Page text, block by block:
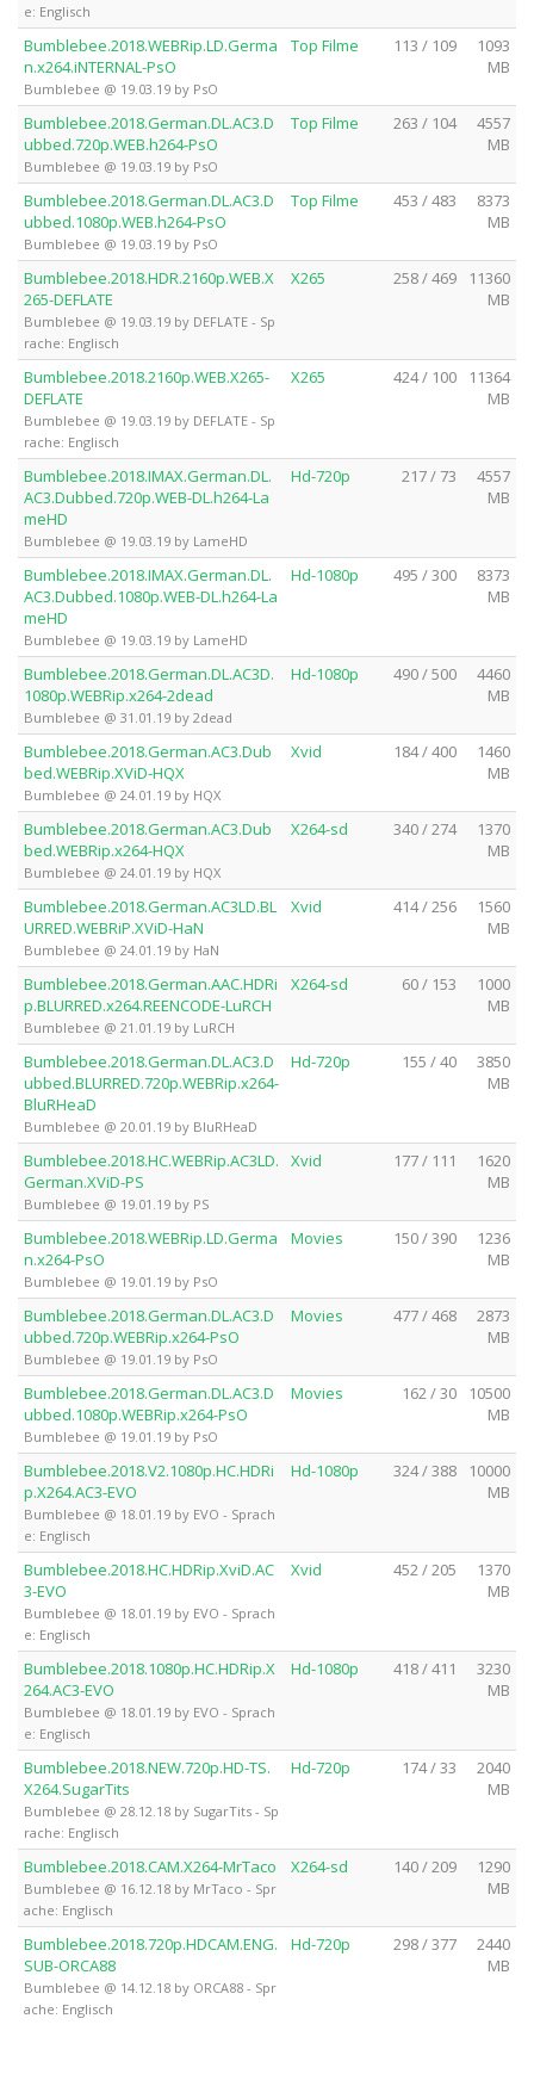
e: Englisch
Bumblebee.2018.WEBRip.LD.Germa
n.x264.iNTERNAL-PsO
Bumblebee @ 19.03.19 by PsO
Top Filme 113 / 109
1093
MB
Bumblebee.2018.German.DL.AC3.D
ubbed.720p.WEB.h264-PsO
Bumblebee @ 19.03.19 by PsO
Top Filme 263 / 104
4557
MB
Bumblebee.2018.German.DL.AC3.D
ubbed.1080p.WEB.h264-PsO
Bumblebee @ 19.03.19 by PsO
Top Filme 453 / 483
8373
MB
Bumblebee.2018.HDR.2160p.WEB.X
265-DEFLATE
Bumblebee @ 19.03.19 by DEFLATE - Sp
rache: Englisch
X265 258 / 469
11360
MB
Bumblebee.2018.2160p.WEB.X265-
DEFLATE
Bumblebee @ 19.03.19 by DEFLATE - Sp
rache: Englisch
X265 424 / 100
11364
MB
Bumblebee.2018.IMAX.German.DL.
AC3.Dubbed.720p.WEB-DL.h264-La
meHD
Bumblebee @ 19.03.19 by LameHD
Hd-720p 217 / 73
4557
MB
Bumblebee.2018.IMAX.German.DL.
AC3.Dubbed.1080p.WEB-DL.h264-La
meHD
Bumblebee @ 19.03.19 by LameHD
Hd-1080p 495 / 300
8373
MB
Bumblebee.2018.German.DL.AC3D.
1080p.WEBRip.x264-2dead
Bumblebee @ 31.01.19 by 2dead
Hd-1080p 490 / 500
4460
MB
Bumblebee.2018.German.AC3.Dub
bed.WEBRip.XViD-HQX
Bumblebee @ 24.01.19 by HQX
Xvid 184 / 400
1460
MB
Bumblebee.2018.German.AC3.Dub
bed.WEBRip.x264-HQX
Bumblebee @ 24.01.19 by HQX
X264-sd 340 / 274
1370
MB
Bumblebee.2018.German.AC3LD.BL
URRED.WEBRiP.XViD-HaN
Bumblebee @ 24.01.19 by HaN
Xvid 414 / 256
1560
MB
Bumblebee.2018.German.AAC.HDRi
p.BLURRED.x264.REENCODE-LuRCH
Bumblebee @ 21.01.19 by LuRCH
X264-sd 60 / 153
1000
MB
Bumblebee.2018.German.DL.AC3.D
ubbed.BLURRED.720p.WEBRip.x264-
BluRHeaD
Bumblebee @ 20.01.19 by BluRHeaD
Hd-720p 155 / 40
3850
MB
Bumblebee.2018.HC.WEBRip.AC3LD.
German.XViD-PS
Bumblebee @ 19.01.19 by PS
Xvid 177 / 111
1620
MB
Bumblebee.2018.WEBRip.LD.Germa
n.x264-PsO
Bumblebee @ 19.01.19 by PsO
Movies 150 / 390
1236
MB
Bumblebee.2018.German.DL.AC3.D
ubbed.720p.WEBRip.x264-PsO
Bumblebee @ 19.01.19 by PsO
Movies 477 / 468
2873
MB
Bumblebee.2018.German.DL.AC3.D
ubbed.1080p.WEBRip.x264-PsO
Bumblebee @ 19.01.19 by PsO
Movies 162 / 30
10500
MB
Bumblebee.2018.V2.1080p.HC.HDRi
p.X264.AC3-EVO
Bumblebee @ 18.01.19 by EVO - Sprach
e: Englisch
Hd-1080p 324 / 388
10000
MB
Bumblebee.2018.HC.HDRip.XviD.AC
3-EVO
Bumblebee @ 18.01.19 by EVO - Sprach
e: Englisch
Xvid 452 / 205
1370
MB
Bumblebee.2018.1080p.HC.HDRip.X
264.AC3-EVO
Bumblebee @ 18.01.19 by EVO - Sprach
e: Englisch
Hd-1080p 418 / 411
3230
MB
Bumblebee.2018.NEW.720p.HD-TS.
X264.SugarTits
Bumblebee @ 28.12.18 by SugarTits - Sp
rache: Englisch
Hd-720p 174 / 33
2040
MB
Bumblebee.2018.CAM.X264-MrTaco
Bumblebee @ 16.12.18 by MrTaco - Spr
ache: Englisch
X264-sd 140 / 209
1290
MB
Bumblebee.2018.720p.HDCAM.ENG.
SUB-ORCA88
Bumblebee @ 14.12.18 by ORCA88 - Spr
ache: Englisch
Hd-720p 298 / 377
2440
MB